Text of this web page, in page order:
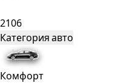
2106
Категория авто
Комфорт